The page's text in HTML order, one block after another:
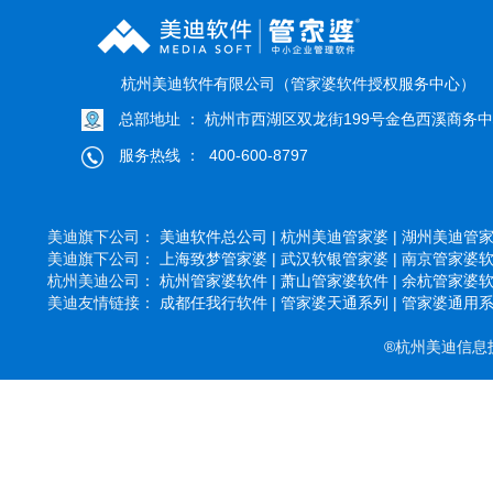
杭州美迪软件有限公司（管家婆软件授权服务中心）
总部地址 ： 杭州市西湖区双龙街199号金色西溪商务
服务热线 ： 400-600-8797
美迪旗下公司： 美迪软件总公司 | 杭州美迪管家婆 | 湖州美迪管
美迪旗下公司：
上海致梦管家婆 | 武汉软银管家婆 | 南京管家婆
杭州美迪公司： 杭州管家婆软件 | 萧山管家婆软件 | 余杭管家婆
美迪友情链接： 成都任我行软件 | 管家婆天通系列 | 管家婆通用
®杭州美迪信息